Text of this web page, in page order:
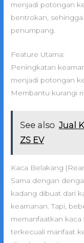
menjadi potongan
bentrokan,
penumpang.
Feature Utama:
Peningkatan
menjadi potongan
Membantu kurangi
See also Jual
ZS EV
Kaca Belakang
Sama dengan
kadang dibuat dari
keamanan. Tapi,
memanfaatkan
terkecuali manfaat